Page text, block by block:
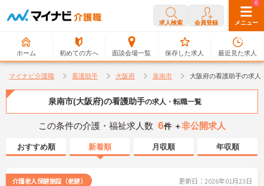
求人検索 会員登録 メニュー
ホーム 初めての方へ 面談会場一覧
0
保存した求人
0
最近見た求人
マイナビ介護職 看護助手 大阪府 泉南市 大阪府の看護助手の求人
泉南市(大阪府)の看護助手の求人・転職一覧
この条件の介護・福祉求人数 6件 ＋非公開求人
おすすめ順 新着順 月収順 年収順
介護老人保健施設（老健） 更新日：2026年01月23日